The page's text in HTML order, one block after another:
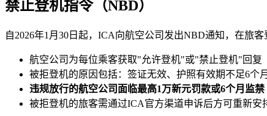
禁止登机指令（NBD）
自2026年1月30日起，ICA向航空公司发出NBD通知，在旅客
航空公司为每位乘客获取"允许登机"或"禁止登机"回复
被拒登机的原因包括：签证无效、护照有效期不足6个
违规放行的航空公司面临最高1万新元罚款或6个月监禁
被拒登机的旅客需通过ICA官方渠道申诉后方可重新安